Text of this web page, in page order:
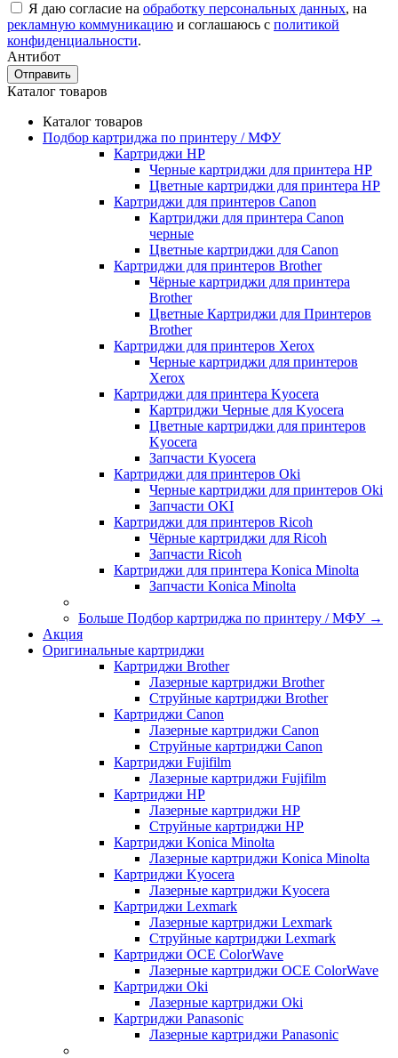
Я даю согласие на обработку персональных данных, на
рекламную коммуникацию и соглашаюсь с политикой
конфиденциальности.
Антибот
Отправить
Каталог товаров
Каталог товаров
Подбор картриджа по принтеру / МФУ
Картриджи HP
Черные картриджи для принтера HP
Цветные картриджи для принтера HP
Картриджи для принтеров Сanon
Картриджи для принтера Сanon
черные
Цветные картриджи для Сanon
Картриджи для принтеров Brother
Чёрные картриджи для принтера
Brother
Цветные Картриджи для Принтеров
Brother
Картриджи для принтеров Xerox
Черные картриджи для принтеров
Xerox
Картриджи для принтера Kyocera
Картриджи Черные для Kyocera
Цветные картриджи для принтеров
Kyocera
Запчасти Kyocera
Картриджи для принтеров Oki
Черные картриджи для принтеров Oki
Запчасти OKI
Картриджи для принтеров Ricoh
Чёрные картриджи для Ricoh
Запчасти Ricoh
Картриджи для принтера Konica Minolta
Запчасти Koniсa Minolta
Больше Подбор картриджа по принтеру / МФУ →
Акция
Оригинальные картриджи
Картриджи Brother
Лазерные картриджи Brother
Струйные картриджи Brother
Картриджи Canon
Лазерные картриджи Canon
Струйные картриджи Canon
Картриджи Fujifilm
Лазерные картриджи Fujifilm
Картриджи HP
Лазерные картриджи HP
Струйные картриджи HP
Картриджи Konica Minolta
Лазерные картриджи Konica Minolta
Картриджи Kyocera
Лазерные картриджи Kyocera
Картриджи Lexmark
Лазерные картриджи Lexmark
Струйные картриджи Lexmark
Картриджи OCE ColorWave
Лазерные картриджи OCE ColorWave
Картриджи Oki
Лазерные картриджи Oki
Картриджи Panasonic
Лазерные картриджи Panasonic